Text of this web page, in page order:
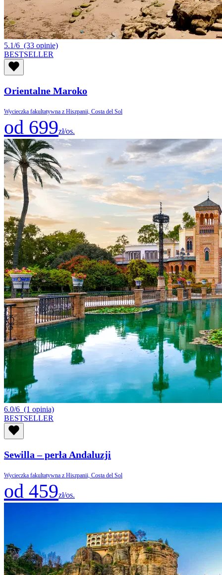
5.1/6 (33 opinie)
BESTSELLER
Orientalne Maroko
Wycieczka fakultatywna z Hiszpanii, Costa del Sol
od 699zł/os.
6.0/6 (1 opinia)
BESTSELLER
Sewilla – perła Andaluzji
Wycieczka fakultatywna z Hiszpanii, Costa del Sol
od 459zł/os.